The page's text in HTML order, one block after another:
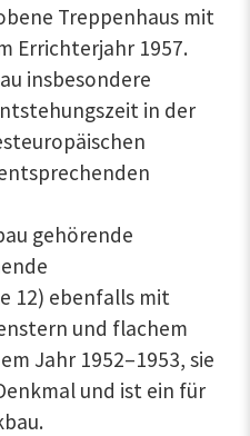
Treppenhaus mit
Errichterjahr 1957.
insbesondere
in der
gehörende
12) ebenfalls mit
und flachem
Jahr 1952–1953, sie
und ist ein für